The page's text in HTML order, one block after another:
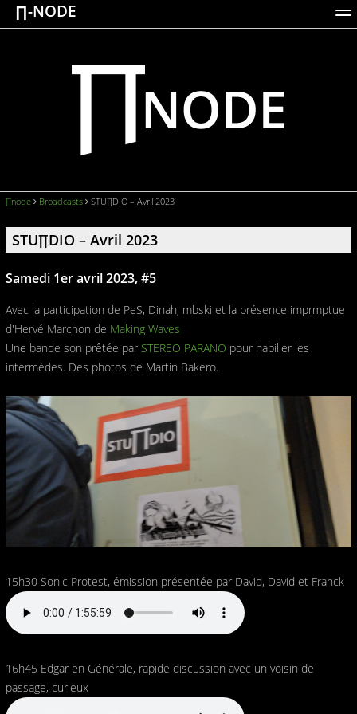
∏-NODE
ACTIONS WORKS DOCUMENTATION
BROADCASTS
∏node Broadcasts STU∏DIO – Avril 2023
STU∏DIO – Avril 2023
Samedi 1er avril 2023, #5
Avec la participation de PeS, Dinah, mbski et la présence imprmptue
d'Hervé Marchon de Making Waves
Une bande son prêtée par STEREO PARANO pour habiller les
intermèdes. Des photos de Martin Bakero.
15h30 Sonic Protest, émission présentée par David, David et Franck
16h45 Edgar en Générale, rapide discussion avec un voisin de
passage, curieux